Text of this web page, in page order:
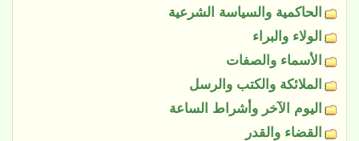
الحاكمية والسياسة الشرعية
الولاء والبراء
الأسماء والصفات
الملائكة والكتب والرسل
اليوم الآخر وأشراط الساعة
القضاء والقدر